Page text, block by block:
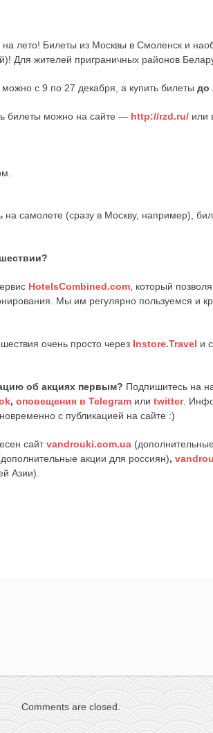
лето! Билеты из Москвы в Смоленск и
Для жителей приграничных районов
с 9 по 27 декабря, а купить билеты до
билеты можно на сайте — http://rzd.ru/ или
на самолете (сразу в Москву, например),
HotelsCombined.com , который
Мы им регулярно пользуемся и
очень просто через Instore.Travel и
об акциях первым? Подпишитесь на
, оповещения в Telegram или twitter.
с публикацией на сайте :)
сайтvandrouki.com.ua
акции для россиян),
Азии).
Comments are closed.